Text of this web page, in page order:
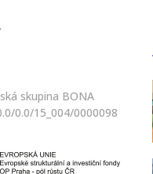
skupina BONA
0.0/15_004/0000098